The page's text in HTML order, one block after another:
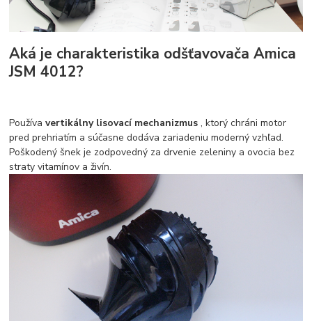
Aká je charakteristika odšťavovača Amica
JSM 4012?
Používavertikálny lisovací mechanizmus, ktorý chráni motor
pred prehriatím a súčasne dodáva zariadeniu moderný vzhľad.
Poškodený šnek je zodpovedný za drvenie zeleniny a ovocia bez
straty vitamínov a živín.